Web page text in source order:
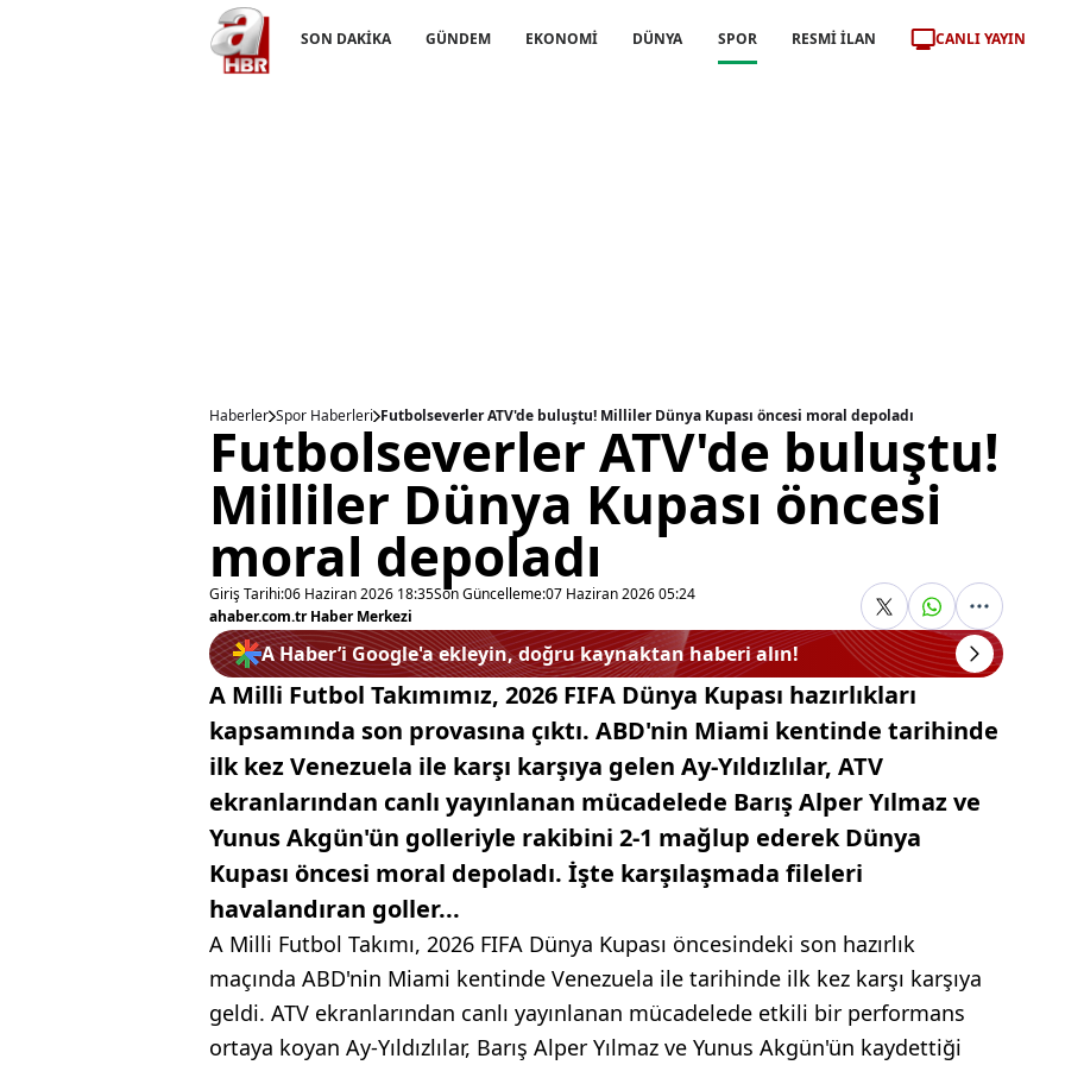
SON DAKİKA GÜNDEM EKONOMİ DÜNYA SPOR RESMİ İLAN CANLI YAYIN
Haberler Spor Haberleri Futbolseverler ATV'de buluştu! Milliler Dünya Kupası öncesi moral depoladı
Futbolseverler ATV'de buluştu!
Milliler Dünya Kupası öncesi
moral depoladı
Giriş Tarihi:06 Haziran 2026 18:35Son Güncelleme:07 Haziran 2026 05:24
ahaber.com.tr Haber Merkezi
A Haber’i Google'a ekleyin, doğru kaynaktan haberi alın!
A Milli Futbol Takımımız, 2026 FIFA Dünya Kupası hazırlıkları
kapsamında son provasına çıktı. ABD'nin Miami kentinde tarihinde
ilk kez Venezuela ile karşı karşıya gelen Ay-Yıldızlılar, ATV
ekranlarından canlı yayınlanan mücadelede Barış Alper Yılmaz ve
Yunus Akgün'ün golleriyle rakibini 2-1 mağlup ederek Dünya
Kupası öncesi moral depoladı. İşte karşılaşmada fileleri
havalandıran goller...
A Milli Futbol Takımı, 2026 FIFA Dünya Kupası öncesindeki son hazırlık
maçında ABD'nin Miami kentinde Venezuela ile tarihinde ilk kez karşı karşıya
geldi. ATV ekranlarından canlı yayınlanan mücadelede etkili bir performans
ortaya koyan Ay-Yıldızlılar, Barış Alper Yılmaz ve Yunus Akgün'ün kaydettiği